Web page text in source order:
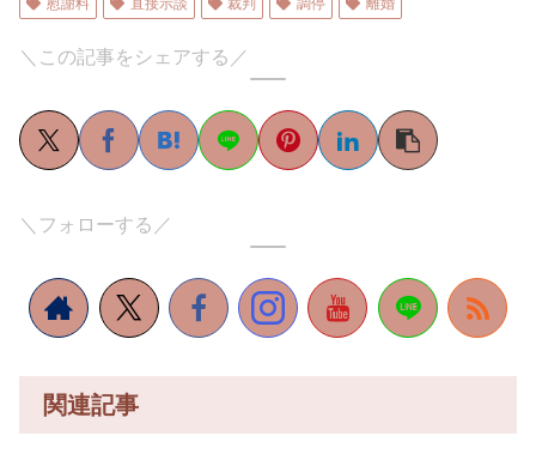
慰謝料
直接示談 裁判 調停 離婚
＼この記事をシェアする／
＼フォローする／
関連記事